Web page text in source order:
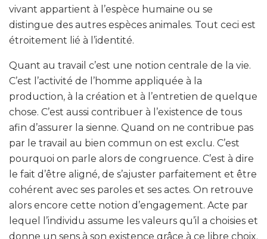
vivant appartient à l’espèce humaine ou se
distingue des autres espèces animales. Tout ceci est
étroitement lié à l’identité.
Quant au travail c’est une notion centrale de la vie.
C’est l’activité de l’homme appliquée à la
production, à la création et à l’entretien de quelque
chose. C’est aussi contribuer à l’existence de tous
afin d’assurer la sienne. Quand on ne contribue pas
par le travail au bien commun on est exclu. C’est
pourquoi on parle alors de congruence. C’est à dire
le fait d’être aligné, de s’ajuster parfaitement et être
cohérent avec ses paroles et ses actes. On retrouve
alors encore cette notion d’engagement. Acte par
lequel l’individu assume les valeurs qu’il a choisies et
donne un sens à son existence grâce à ce libre choix.